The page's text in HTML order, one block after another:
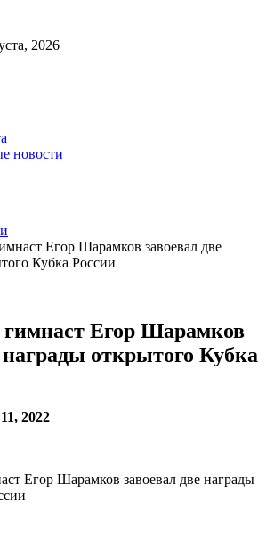
2026
новости
Егор Шарамков завоевал две
Кубка России
гимнаст Егор Шарамков
награды открытого Кубка
2022